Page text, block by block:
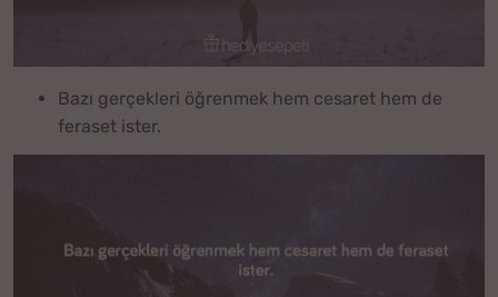
Bazı gerçekleri öğrenmek hem cesaret hem de
feraset ister.